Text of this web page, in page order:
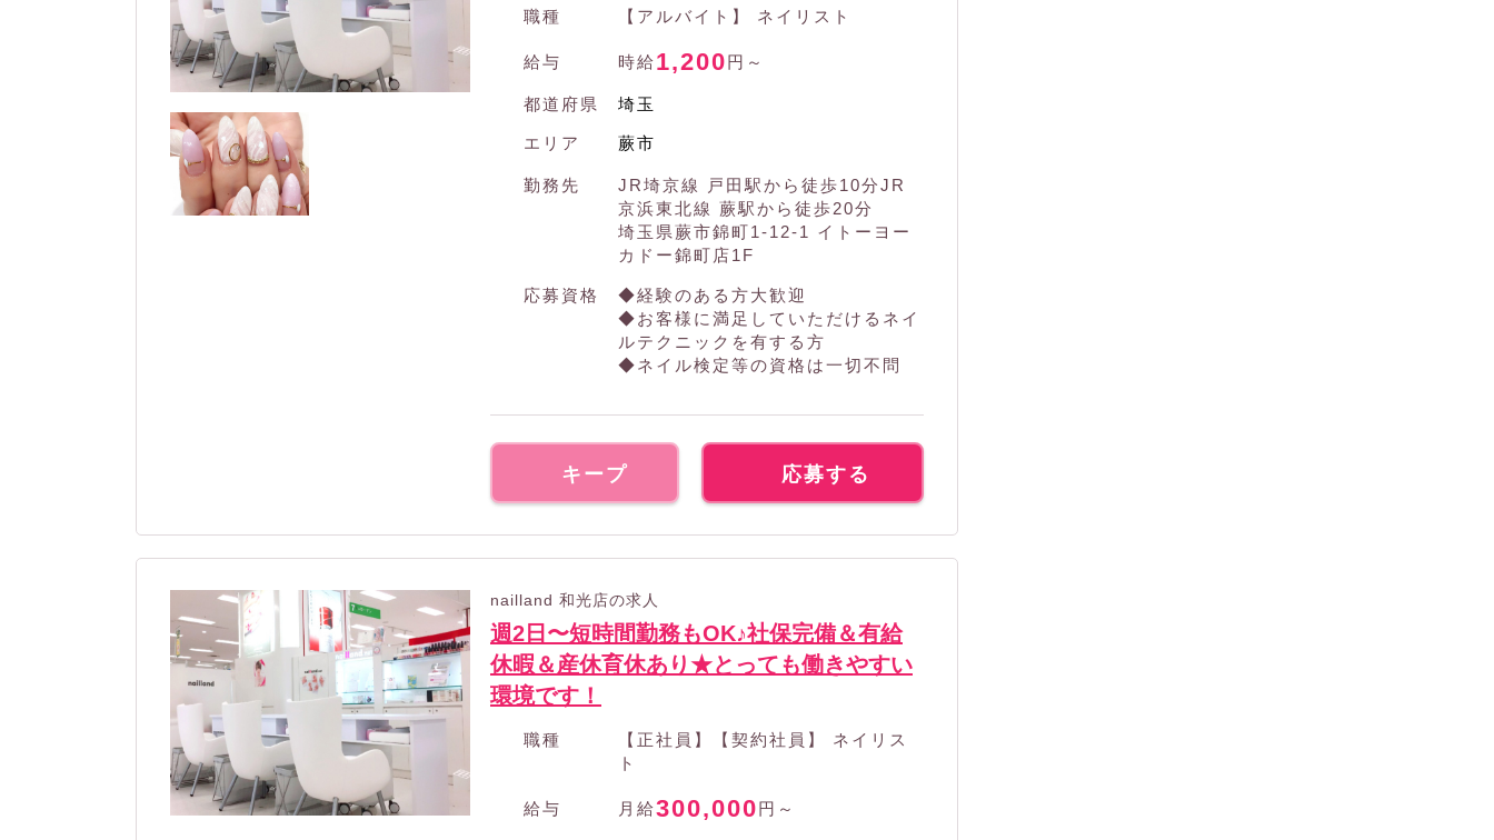
職種 【アルバイト】 ネイリスト
給与 時給1,200円～
都道府県 埼玉
エリア 蕨市
勤務先
JR埼京線 戸田駅から徒歩10分JR
京浜東北線 蕨駅から徒歩20分
埼玉県蕨市錦町1-12-1 イトーヨー
カドー錦町店1F
応募資格
◆経験のある方大歓迎
◆お客様に満足していただけるネイ
ルテクニックを有する方
◆ネイル検定等の資格は一切不問
キープ 応募する
nailland 和光店の求人
週2日〜短時間勤務もOK♪社保完備＆有給
休暇＆産休育休あり★とっても働きやすい
環境です！
職種
【正社員】【契約社員】 ネイリス
ト
給与 月給300,000円～